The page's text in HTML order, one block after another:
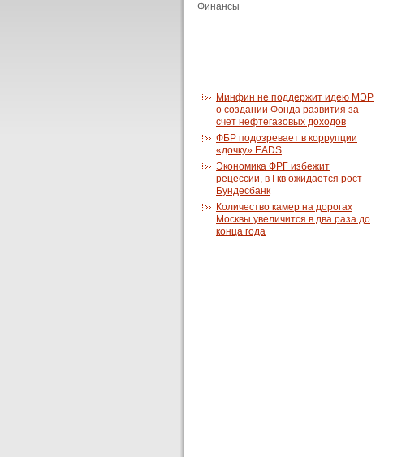
Финансы
Минфин не поддержит идею МЭР
о создании Фонда развития за
счет нефтегазовых доходов
ФБР подозревает в коррупции
«дочку» EADS
Экономика ФРГ избежит
рецессии, в I кв ожидается рост —
Бундесбанк
Количество камер на дорогах
Москвы увеличится в два раза до
конца года